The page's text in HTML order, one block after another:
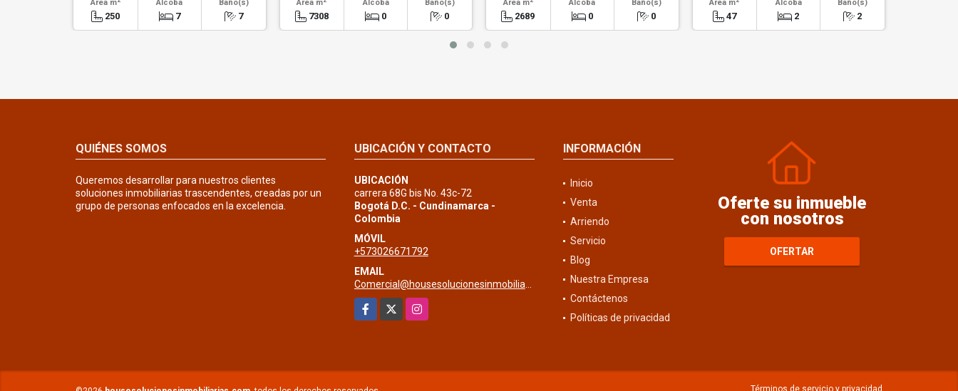
Área m
250
Alcoba
7
Baño(s)
7
Área m
7308
Alcoba
0
Baño(s)
0
Área m
2689
Alcoba
0
Baño(s)
0
Área m
47
Alcoba
2
Baño(s)
2
QUIÉNES SOMOS
Queremos desarrollar para nuestros clientes
soluciones inmobiliarias trascendentes, creadas por un
grupo de personas enfocados en la excelencia.
UBICACIÓN Y CONTACTO
UBICACIÓN
carrera 68G bis No. 43c-72
Bogotá D.C. - Cundinamarca -
Colombia
MÓVIL
+573026671792
EMAIL
Comercial@housesolucionesinmobiliarias.com
Facebook
Instagram
INFORMACIÓN
Inicio
Venta
Arriendo
Servicio
Blog
Nuestra Empresa
Contáctenos
Políticas de privacidad
Oferte su inmueble
con nosotros
OFERTAR
Términos de servicio y privacidad